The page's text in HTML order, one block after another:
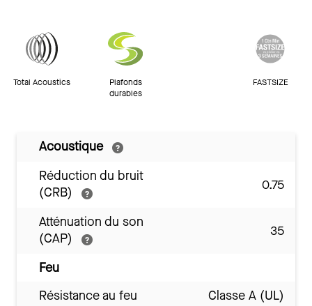
Total Acoustics
Plafonds
durables
FASTSIZE
Acoustique
Réduction du bruit
(CRB)
0.75
Atténuation du son
(CAP)
35
Feu
Résistance au feu
Classe A (UL)